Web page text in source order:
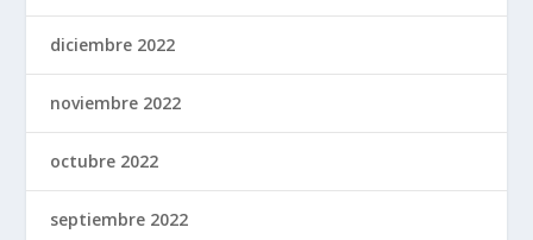
diciembre 2022
noviembre 2022
octubre 2022
septiembre 2022